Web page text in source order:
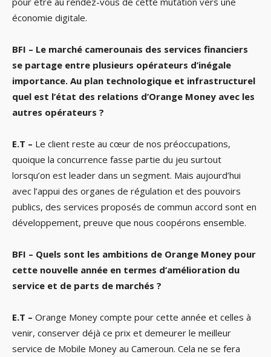
économie digitale.
BFI – Le marché camerounais des services financiers
se partage entre plusieurs opérateurs d’inégale
importance. Au plan technologique et infrastructurel
quel est l’état des relations d’Orange Money avec les
autres opérateurs ?
E.T – Le client reste au cœur de nos préoccupations,
quoique la concurrence fasse partie du jeu surtout
lorsqu’on est leader dans un segment. Mais aujourd’hui
avec l’appui des organes de régulation et des pouvoirs
publics, des services proposés de commun accord sont en
développement, preuve que nous coopérons ensemble.
BFI – Quels sont les ambitions de Orange Money pour
cette nouvelle année en termes d’amélioration du
service et de parts de marchés ?
E.T – Orange Money compte pour cette année et celles à
venir, conserver déjà ce prix et demeurer le meilleur
service de Mobile Money au Cameroun. Cela ne se fera